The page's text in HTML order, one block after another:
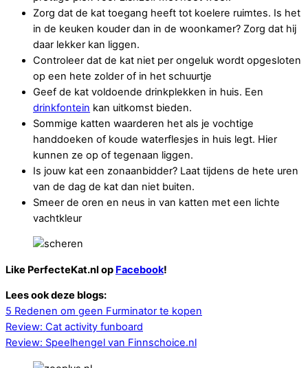
Zorg dat de kat toegang heeft tot koelere ruimtes. Is het
in de keuken kouder dan in de woonkamer? Zorg dat hij
daar lekker kan liggen.
Controleer dat de kat niet per ongeluk wordt opgesloten
op een hete zolder of in het schuurtje
Geef de kat voldoende drinkplekken in huis. Een
drinkfontein kan uitkomst bieden.
Sommige katten waarderen het als je vochtige
handdoeken of koude waterflesjes in huis legt. Hier
kunnen ze op of tegenaan liggen.
Is jouw kat een zonaanbidder? Laat tijdens de hete uren
van de dag de kat dan niet buiten.
Smeer de oren en neus in van katten met een lichte
vachtkleur
Like PerfecteKat.nl op Facebook!
Lees ook deze blogs:
5 Redenen om geen Furminator te kopen
Review: Cat activity funboard
Review: Speelhengel van Finnschoice.nl